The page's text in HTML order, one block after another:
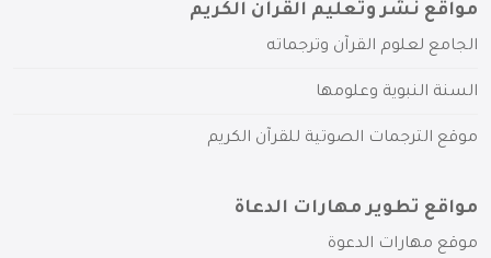
مواقع نشر وتعليم القرآن الكريم
الجامع لعلوم القرآن وترجماته
السنة النبوية وعلومها
موقع الترجمات الصوتية للقرآن الكريم
مواقع تطوير مهارات الدعاة
موقع مهارات الدعوة